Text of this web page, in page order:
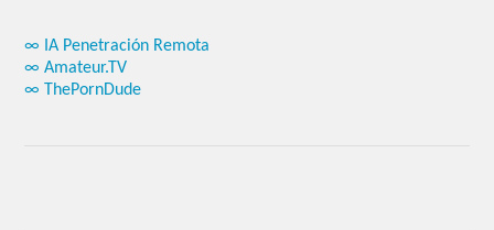
∞ IA Penetración Remota
∞ Amateur.TV
∞ ThePornDude